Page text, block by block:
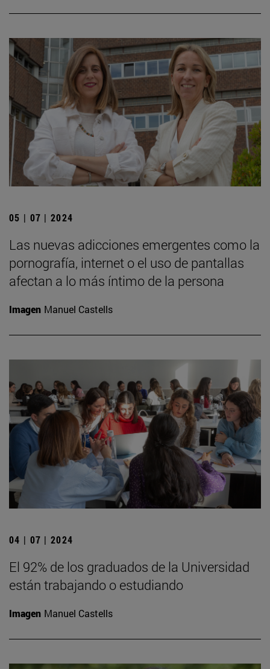
05 | 07 | 2024
Las nuevas adicciones emergentes como la
pornografía, internet o el uso de pantallas
afectan a lo más íntimo de la persona
Imagen Manuel Castells
04 | 07 | 2024
El 92% de los graduados de la Universidad
están trabajando o estudiando
Imagen Manuel Castells